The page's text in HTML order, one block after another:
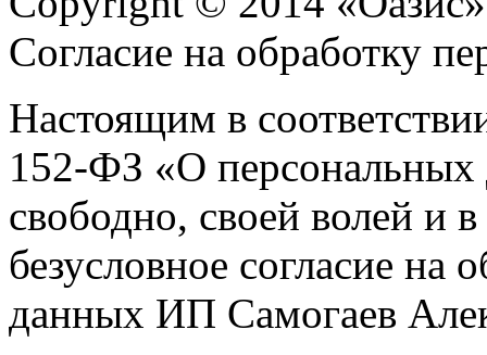
Согласие на обработку
Настоящим в
152-ФЗ «О персональных
свободно, своей волей и
безусловное согласие на
данных ИП Самогаев